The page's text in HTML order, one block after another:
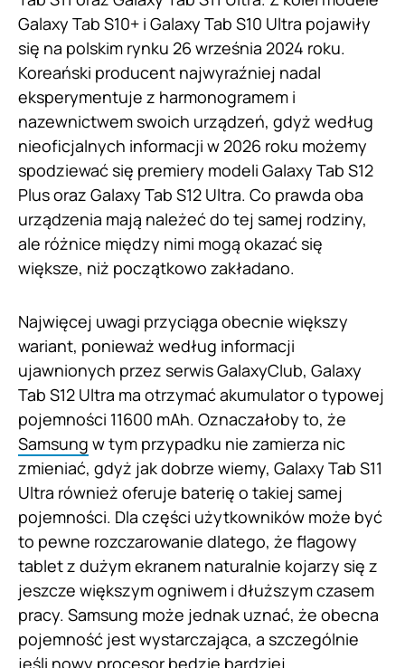
Galaxy Tab S10+ i Galaxy Tab S10 Ultra pojawiły
się na polskim rynku 26 września 2024 roku.
Koreański producent najwyraźniej nadal
eksperymentuje z harmonogramem i
nazewnictwem swoich urządzeń, gdyż według
nieoficjalnych informacji w 2026 roku możemy
spodziewać się premiery modeli Galaxy Tab S12
Plus oraz Galaxy Tab S12 Ultra. Co prawda oba
urządzenia mają należeć do tej samej rodziny,
ale różnice między nimi mogą okazać się
większe, niż początkowo zakładano.
Najwięcej uwagi przyciąga obecnie większy
wariant, ponieważ według informacji
ujawnionych przez serwis GalaxyClub, Galaxy
Tab S12 Ultra ma otrzymać akumulator o typowej
pojemności 11600 mAh. Oznaczałoby to, że
Samsung w tym przypadku nie zamierza nic
zmieniać, gdyż jak dobrze wiemy, Galaxy Tab S11
Ultra również oferuje baterię o takiej samej
pojemności. Dla części użytkowników może być
to pewne rozczarowanie dlatego, że flagowy
tablet z dużym ekranem naturalnie kojarzy się z
jeszcze większym ogniwem i dłuższym czasem
pracy. Samsung może jednak uznać, że obecna
pojemność jest wystarczająca, a szczególnie
jeśli nowy procesor będzie bardziej